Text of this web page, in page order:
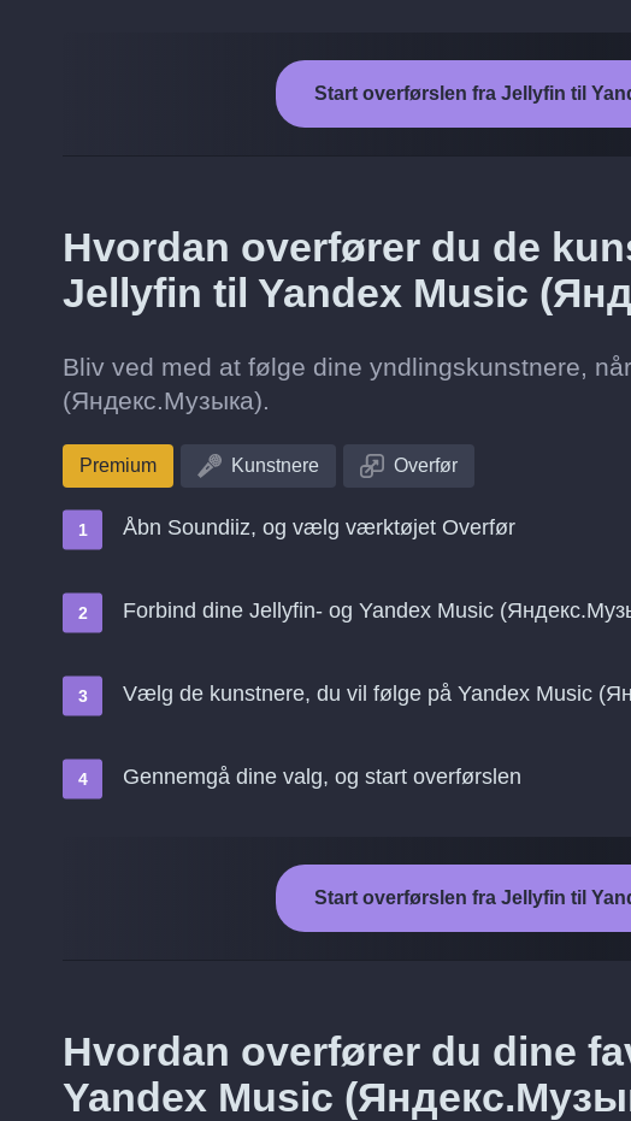
Start overførslen fra Jellyfin til
Hvordan overfører du de
Jellyfin til Yandex Music
Bliv ved med at følge dine yndlingskunstnere,
(Яндекс.Музыка).
Premium Kunstnere Overfør
Åbn Soundiiz, og vælg værktøjet Overfør
Forbind dine Jellyfin- og Yandex Music
Vælg de kunstnere, du vil følge på Yandex Music
Gennemgå dine valg, og start overførslen
Start overførslen fra Jellyfin til
Hvordan overfører du dine
Yandex Music